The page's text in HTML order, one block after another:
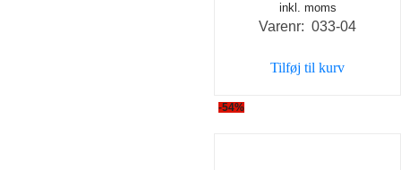
oprindelige
pris
149,00 kr..
inkl. moms
Varenr: 033-04
Tilføj til kurv
-54%